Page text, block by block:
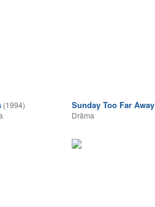
(1994)
Sunday Too Far Away
Drāma